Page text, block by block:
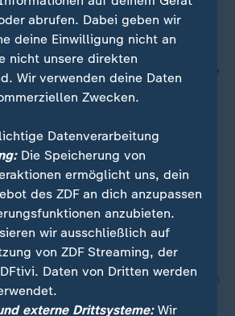
deutlich weniger Symptome
Äpfeln mit viel Allergenen als
Und nicht nur das: "Die
uns noch Monate später, dass sie
Heuschnupfen leiden."
Anhaltspunkte, dass
auch die
Allergie abmildern
abrufen. Dabei geben wir
deine Einwilligung nicht an
nicht unsere direkten
Wir verwenden deine Daten
Zwecken.
Datenverarbeitung
Die Speicherung von
ermöglicht uns, dein
des ZDF an dich anzupassen
anzubieten.
wir ausschließlich auf
von ZDF Streaming, der
Daten von Dritten werden
externe Drittsysteme:Wir